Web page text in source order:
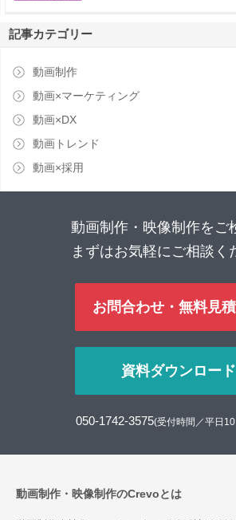
記事カテゴリー
動画制作
動画×マーケティング
動画×DX
動画トレンド
動画×採用
動画制作・映像制作をご
まずはお気軽にご相談く
お問合わせ・無料見
資料ダウンロード
050-1742-3575(受付時間／平日
動画制作・映像制作のCrevoとは